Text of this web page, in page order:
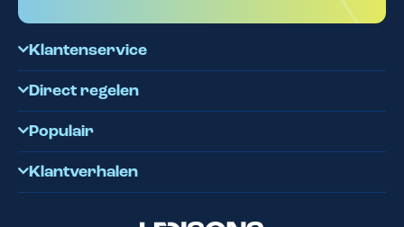
Klantenservice
Direct regelen
Populair
Klantverhalen